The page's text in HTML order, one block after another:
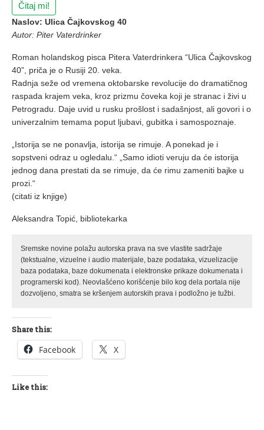
Čitaj mi!
Naslov: Ulica Čajkovskog 40
Autor: Piter Vaterdrinker
Roman holandskog pisca Pitera Vaterdrinkera “Ulica Čajkovskog
40”, priča je o Rusiji 20. veka.
Radnja seže od vremena oktobarske revolucije do dramatičnog
raspada krajem veka, kroz prizmu čoveka koji je stranac i živi u
Petrogradu. Daje uvid u rusku prošlost i sadašnjost, ali govori i o
univerzalnim temama poput ljubavi, gubitka i samospoznaje.
„Istorija se ne ponavlja, istorija se rimuje. A ponekad je i
sopstveni odraz u ogledalu.“ „Samo idioti veruju da će istorija
jednog dana prestati da se rimuje, da će rimu zameniti bajke u
prozi.“
(citati iz knjige)
Aleksandra Topić, bibliotekarka
Sremske novine polažu autorska prava na sve vlastite sadržaje
(tekstualne, vizuelne i audio materijale, baze podataka, vizuelizacije
baza podataka, baze dokumenata i elektronske prikaze dokumenata i
programerski kod). Neovlašćeno korišćenje bilo kog dela portala nije
dozvoljeno, smatra se kršenjem autorskih prava i podložno je tužbi.
Share this:
Facebook X
Like this: